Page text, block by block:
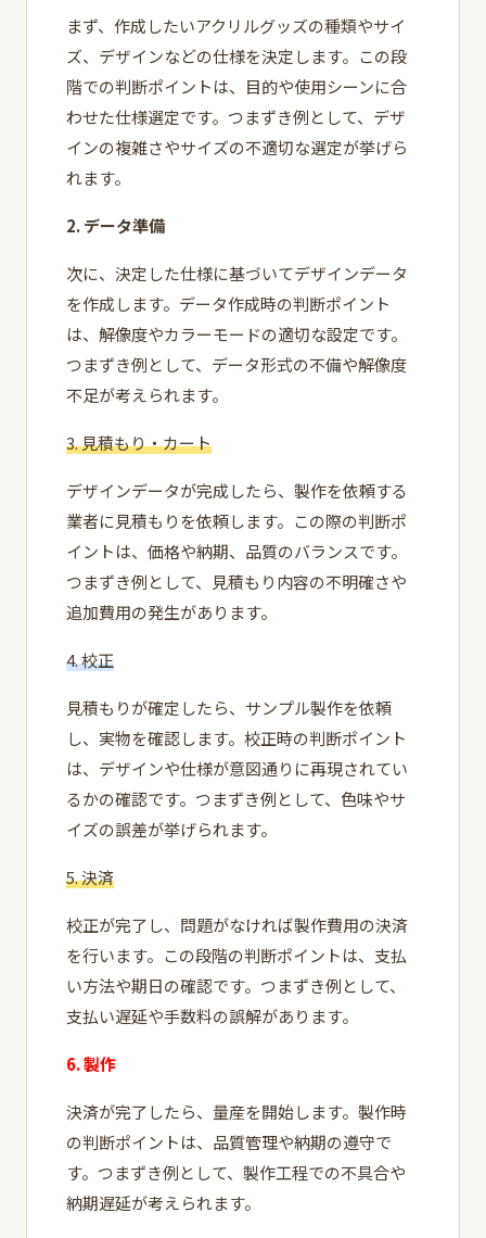
まず、作成したいアクリルグッズの種類やサイ
ズ、デザインなどの仕様を決定します。この段
階での判断ポイントは、目的や使用シーンに合
わせた仕様選定です。つまずき例として、デザ
インの複雑さやサイズの不適切な選定が挙げら
れます。
2. データ準備
次に、決定した仕様に基づいてデザインデータ
を作成します。データ作成時の判断ポイント
は、解像度やカラーモードの適切な設定です。
つまずき例として、データ形式の不備や解像度
不足が考えられます。
3. 見積もり・カート
デザインデータが完成したら、製作を依頼する
業者に見積もりを依頼します。この際の判断ポ
イントは、価格や納期、品質のバランスです。
つまずき例として、見積もり内容の不明確さや
追加費用の発生があります。
4. 校正
見積もりが確定したら、サンプル製作を依頼
し、実物を確認します。校正時の判断ポイント
は、デザインや仕様が意図通りに再現されてい
るかの確認です。つまずき例として、色味やサ
イズの誤差が挙げられます。
5. 決済
校正が完了し、問題がなければ製作費用の決済
を行います。この段階の判断ポイントは、支払
い方法や期日の確認です。つまずき例として、
支払い遅延や手数料の誤解があります。
6. 製作
決済が完了したら、量産を開始します。製作時
の判断ポイントは、品質管理や納期の遵守で
す。つまずき例として、製作工程での不具合や
納期遅延が考えられます。